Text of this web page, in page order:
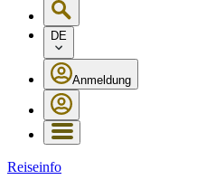
DE
Anmeldung
Reiseinfo